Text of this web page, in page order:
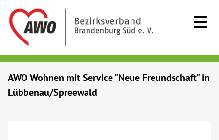
Senioren
AWO Wohnen mit Service "Neue Freundschaft" in
Lübbenau/Spreewald